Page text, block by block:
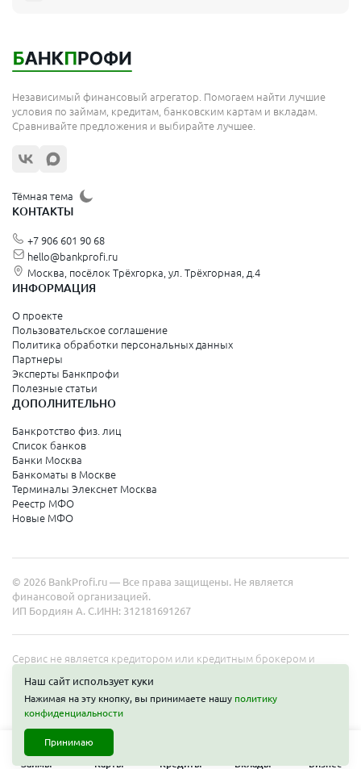
Независимый финансовый агрегатор. Помогаем найти лучшие
условия по займам, кредитам, банковским картам и вкладам.
Сравнивайте предложения и выбирайте лучшее.
Тёмная тема
КОНТАКТЫ
+7 906 601 90 68
hello@bankprofi.ru
Москва, посёлок Трёхгорка, ул. Трёхгорная, д.4
ИНФОРМАЦИЯ
О проекте
Пользовательское соглашение
Политика обработки персональных данных
Партнеры
Эксперты Банкпрофи
Полезные статьи
ДОПОЛНИТЕЛЬНО
Банкротство физ. лиц
Список банков
Банки Москва
Банкоматы в Москве
Терминалы Элекснет Москва
Реестр МФО
Новые МФО
© 2026 BankProfi.ru — Все права защищены. Не является
финансовой организацией.
ИП Бордиян А. С.ИНН: 312181691267
Сервис не является кредитором или кредитным брокером и
на сайте не является публичной офертой. Полные условия услуг
уточняйте на сайте организаций.
Займы Карты Кредиты Вклады Бизнес
Наш сайт использует куки
Нажимая на эту кнопку, вы принимаете нашу политику
конфиденциальности
Принимаю